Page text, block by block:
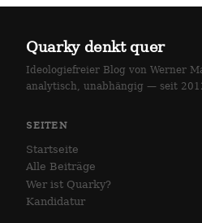
Quarky denkt quer
Ideologiefreier Blog von Werner
analytisch, unabhängig — seit
SEITEN
Startseite
Alle Beiträge
Wer ist Quarky?
Kandidatur